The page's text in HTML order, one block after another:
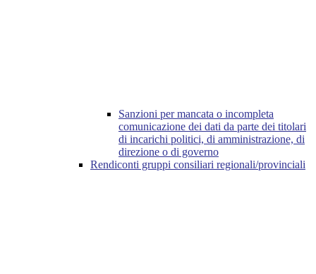
Sanzioni per mancata o incompleta
comunicazione dei dati da parte dei titolari
di incarichi politici, di amministrazione, di
direzione o di governo
Rendiconti gruppi consiliari regionali/provinciali